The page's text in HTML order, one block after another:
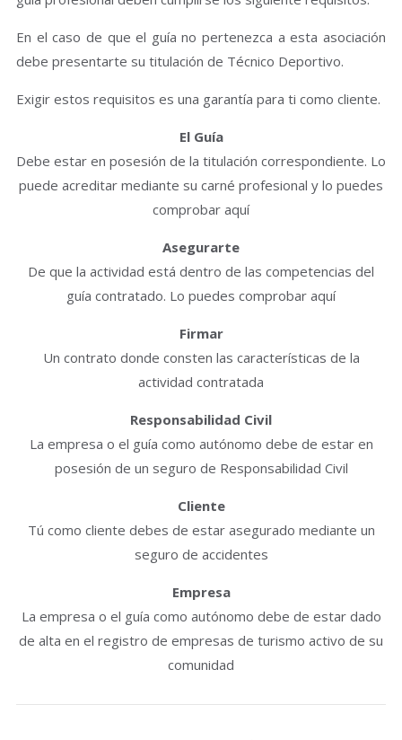
En el caso de que el guía no pertenezca a esta asociación
debe presentarte su titulación de Técnico Deportivo.
Exigir estos requisitos es una garantía para ti como cliente.
El Guía
Debe estar en posesión de la titulación correspondiente. Lo
puede acreditar mediante su carné profesional y lo puedes
comprobar aquí
Asegurarte
De que la actividad está dentro de las competencias del
guía contratado. Lo puedes comprobar aquí
Firmar
Un contrato donde consten las características de la
actividad contratada
Responsabilidad Civil
La empresa o el guía como autónomo debe de estar en
posesión de un seguro de Responsabilidad Civil
Cliente
Tú como cliente debes de estar asegurado mediante un
seguro de accidentes
Empresa
La empresa o el guía como autónomo debe de estar dado
de alta en el registro de empresas de turismo activo de su
comunidad